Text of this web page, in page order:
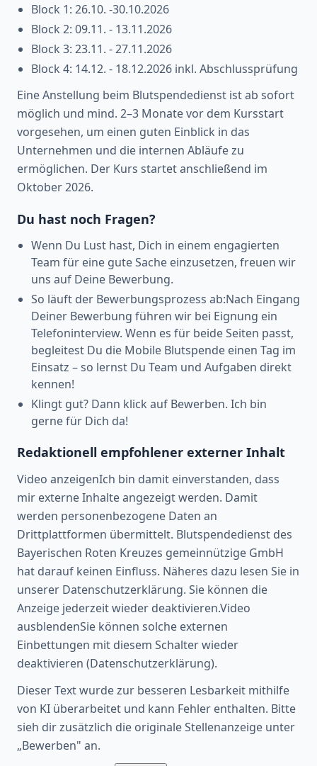
Block 1: 26.10. -30.10.2026
Block 2: 09.11. - 13.11.2026
Block 3: 23.11. - 27.11.2026
Block 4: 14.12. - 18.12.2026 inkl. Abschlussprüfung
Eine Anstellung beim Blutspendedienst ist ab sofort
möglich und mind. 2–3 Monate vor dem Kursstart
vorgesehen, um einen guten Einblick in das
Unternehmen und die internen Abläufe zu
ermöglichen. Der Kurs startet anschließend im
Oktober 2026.
Du hast noch Fragen?
Wenn Du Lust hast, Dich in einem engagierten
Team für eine gute Sache einzusetzen, freuen wir
uns auf Deine Bewerbung.
So läuft der Bewerbungsprozess ab:Nach Eingang
Deiner Bewerbung führen wir bei Eignung ein
Telefoninterview. Wenn es für beide Seiten passt,
begleitest Du die Mobile Blutspende einen Tag im
Einsatz – so lernst Du Team und Aufgaben direkt
kennen!
Klingt gut? Dann klick auf Bewerben. Ich bin
gerne für Dich da!
Redaktionell empfohlener externer Inhalt
Video anzeigenIch bin damit einverstanden, dass
mir externe Inhalte angezeigt werden. Damit
werden personenbezogene Daten an
Drittplattformen übermittelt. Blutspendedienst des
Bayerischen Roten Kreuzes gemeinnützige GmbH
hat darauf keinen Einfluss. Näheres dazu lesen Sie in
unserer Datenschutzerklärung. Sie können die
Anzeige jederzeit wieder deaktivieren.Video
ausblendenSie können solche externen
Einbettungen mit diesem Schalter wieder
deaktivieren (Datenschutzerklärung).
Dieser Text wurde zur besseren Lesbarkeit mithilfe
von KI überarbeitet und kann Fehler enthalten. Bitte
sieh dir zusätzlich die originale Stellenanzeige unter
„Bewerben" an.